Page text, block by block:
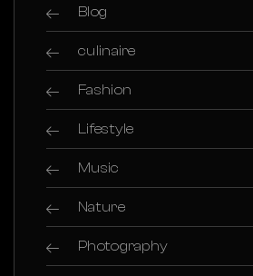
Blog
culinaire
Fashion
Lifestyle
Music
Nature
Photography